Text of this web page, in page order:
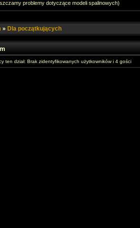
problemy dotyczące modeli spalinowych)
» Dla początkujących
ten dział: Brak zidentyfikowanych użytkowników i 4 gości